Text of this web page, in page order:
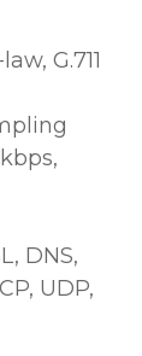
G.711
DNS,
UDP,